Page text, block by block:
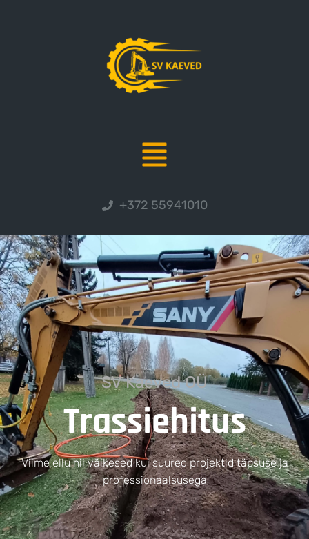
+372 55941010
SV Kaeved OÜ
Trassiehitus
Viime ellu nii väikesed kui suured projektid täpsuse ja
professionaalsusega